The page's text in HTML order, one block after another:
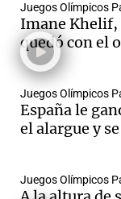
Juegos Olímpicos
Imane Khelif,
quedó con el
Juegos Olímpicos
España le
el alargue y
Juegos Olímpicos